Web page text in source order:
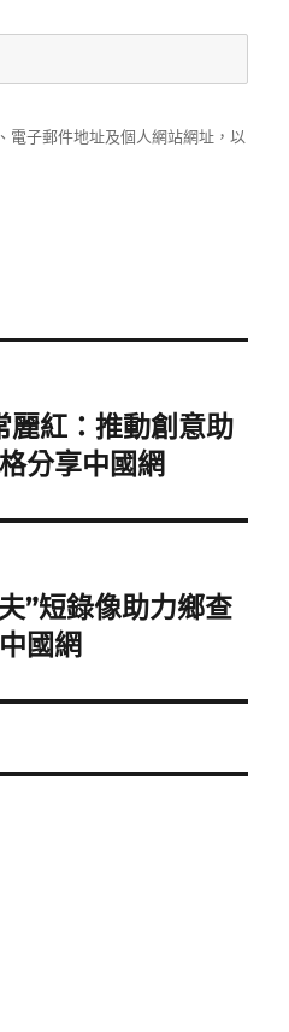
電子郵件地址及個人網站網址，以
麗紅：推動創意助
分享中國網
”短錄像助力鄉查
國網